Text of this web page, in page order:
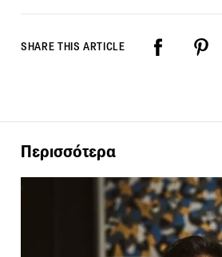
SHARE THIS ARTICLE
Περισσότερα